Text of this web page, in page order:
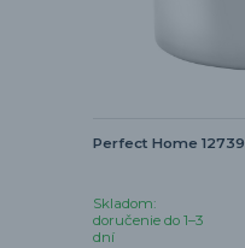
Perfect Home 12739
Skladom:
doručenie do 1–3
dní